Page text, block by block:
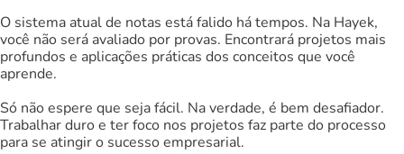
O sistema atual de notas está falido há tempos. Na Hayek,
você não será avaliado por provas. Encontrará projetos mais
profundos e aplicações práticas dos conceitos que você
aprende.
Só não espere que seja fácil. Na verdade, é bem desafiador.
Trabalhar duro e ter foco nos projetos faz parte do processo
para se atingir o sucesso empresarial.